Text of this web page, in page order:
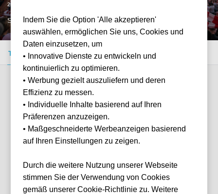
20.12.2026
SVQ, ESP
Tickets kaufen Event-Info FAQ
Verfügbare Kategorien (2)
Indem Sie die Option 'Alle akzeptieren'
auswählen, ermöglichen Sie uns, Cookies und
Daten einzusetzen, um
• Innovative Dienste zu entwickeln und
kontinuierlich zu optimieren.
• Werbung gezielt auszuliefern und deren
Effizienz zu messen.
• Individuelle Inhalte basierend auf Ihren
Präferenzen anzuzeigen.
• Maßgeschneiderte Werbeanzeigen basierend
auf Ihren Einstellungen zu zeigen.
Durch die weitere Nutzung unserer Webseite
stimmen Sie der Verwendung von Cookies
gemäß unserer Cookie-Richtlinie zu. Weitere